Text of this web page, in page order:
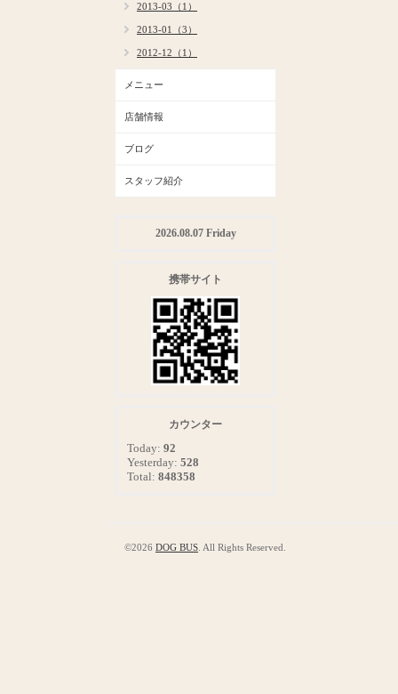
2013-03（1）
2013-01（3）
2012-12（1）
メニュー
店舗情報
ブログ
スタッフ紹介
2026.08.07 Friday
携帯サイト
カウンター
Today: 92
Yesterday: 528
Total: 848358
©2026 DOG BUS . All Rights Reserved.